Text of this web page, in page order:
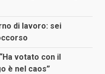
di lavoro: sei
votato con il
è nel caos”